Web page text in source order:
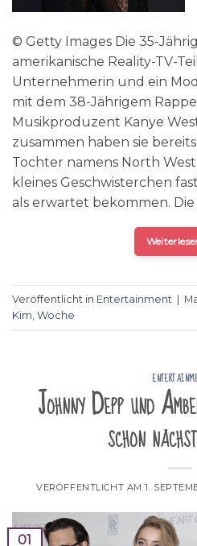
© Getty Images Die 35-
amerikanische Reality-TV-
Unternehmerin und ein
mit dem 38-Jährigem
Musikproduzent Kanye
zusammen haben sie
Tochter namens North
kleines Geschwisterchen
als erwartet bekommen. Die
Veröffentlicht in Entertainment |
Kim Woche
Johnny Depp und
schon
VERÖFFENTLICHT AM1.
01